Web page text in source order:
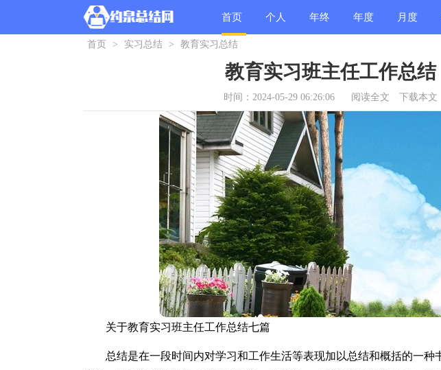
首页 个人 年终 年度 月度
首页 > 实习总结 > 教育实习总结
教育实习班主任工作总结
时间：2024-05-29 06:26:06 阅读全文 下载本文
关于教育实习班主任工作总结七篇
总结是在一段时间内对学习和工作生活等表现加以总结和概括的一种